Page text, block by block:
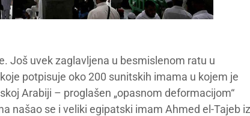
Još uvek zaglavljena u besmislenom ratu u
potpisuje oko 200 sunitskih imama u kojem je
Arabiji – proglašen „opasnom deformacijom“
našao se i veliki egipatski imam Ahmed el-Tajeb iz